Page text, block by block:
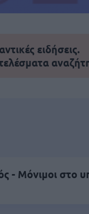
ειδήσεις.
- Μόνιμοι στο